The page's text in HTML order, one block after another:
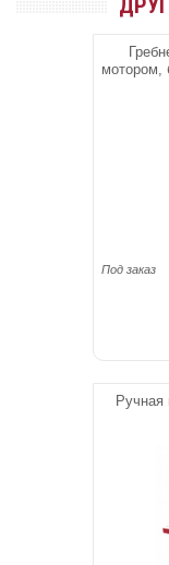
мотором,
Под заказ
Ручная